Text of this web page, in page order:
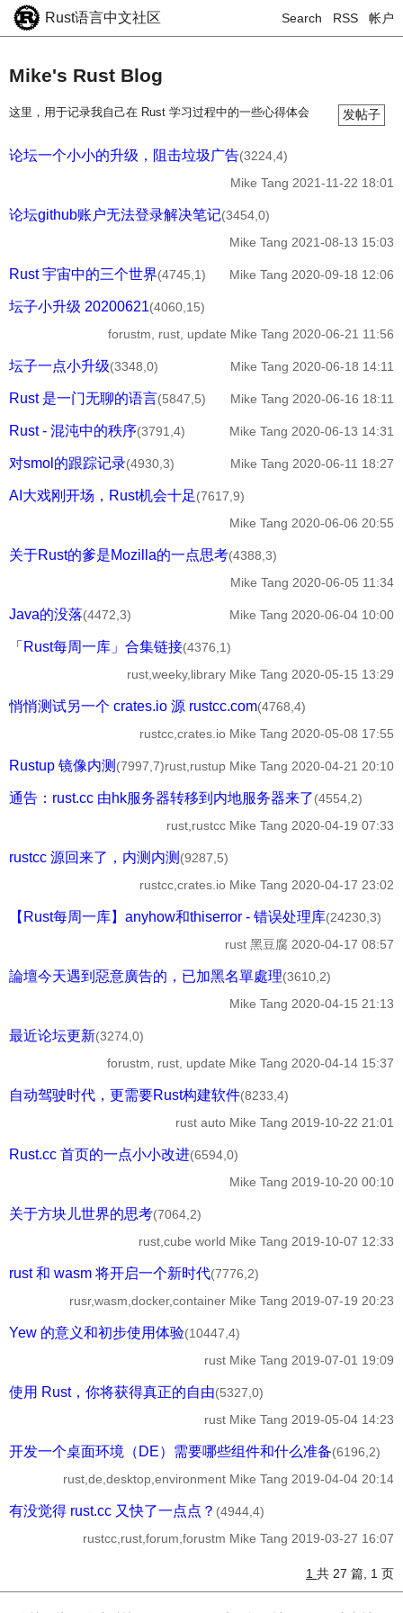
Rust语言中文社区 Search RSS 帐户
Mike's Rust Blog
发帖子
这里，用于记录我自己在 Rust 学习过程中的一些心得体会
论坛一个小小的升级，阻击垃圾广告(3224,4)
Mike Tang 2021-11-22 18:01
论坛github账户无法登录解决笔记(3454,0)
Mike Tang 2021-08-13 15:03
Rust 宇宙中的三个世界(4745,1) Mike Tang 2020-09-18 12:06
坛子小升级 20200621(4060,15)
forustm, rust, update Mike Tang 2020-06-21 11:56
坛子一点小升级(3348,0) Mike Tang 2020-06-18 14:11
Rust 是一门无聊的语言(5847,5) Mike Tang 2020-06-16 18:11
Rust - 混沌中的秩序(3791,4) Mike Tang 2020-06-13 14:31
对smol的跟踪记录(4930,3) Mike Tang 2020-06-11 18:27
AI大戏刚开场，Rust机会十足(7617,9)
Mike Tang 2020-06-06 20:55
关于Rust的爹是Mozilla的一点思考(4388,3)
Mike Tang 2020-06-05 11:34
Java的没落(4472,3) Mike Tang 2020-06-04 10:00
「Rust每周一库」合集链接(4376,1)
rust,weeky,library Mike Tang 2020-05-15 13:29
悄悄测试另一个 crates.io 源 rustcc.com(4768,4)
rustcc,crates.io Mike Tang 2020-05-08 17:55
Rustup 镜像内测 (7997,7)rust,rustup Mike Tang 2020-04-21 20:10
通告：rust.cc 由hk服务器转移到内地服务器来了(4554,2)
rust,rustcc Mike Tang 2020-04-19 07:33
rustcc 源回来了，内测内测 (9287,5)
rustcc,crates.io Mike Tang 2020-04-17 23:02
【Rust每周一库】anyhow和thiserror - 错误处理库(24230,3)
rust 黑豆腐 2020-04-17 08:57
論壇今天遇到惡意廣告的，已加黑名單處理(3610,2)
Mike Tang 2020-04-15 21:13
最近论坛更新(3274,0)
forustm, rust, update Mike Tang 2020-04-14 15:37
自动驾驶时代，更需要Rust构建软件(8233,4)
rust auto Mike Tang 2019-10-22 21:01
Rust.cc 首页的一点小小改进(6594,0)
Mike Tang 2019-10-20 00:10
关于方块儿世界的思考(7064,2)
rust,cube world Mike Tang 2019-10-07 12:33
rust 和 wasm 将开启一个新时代(7776,2)
rusr,wasm,docker,container Mike Tang 2019-07-19 20:23
Yew 的意义和初步使用体验(10447,4)
rust Mike Tang 2019-07-01 19:09
使用 Rust，你将获得真正的自由(5327,0)
rust Mike Tang 2019-05-04 14:23
开发一个桌面环境（DE）需要哪些组件和什么准备(6196,2)
rust,de,desktop,environment Mike Tang 2019-04-04 20:14
有没觉得 rust.cc 又快了一点点？ (4944,4)
rustcc,rust,forum,forustm Mike Tang 2019-03-27 16:07
1 共 27 篇, 1 页